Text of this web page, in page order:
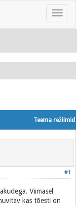
Teema režiimid
#1
Viimasel
kas tõesti on